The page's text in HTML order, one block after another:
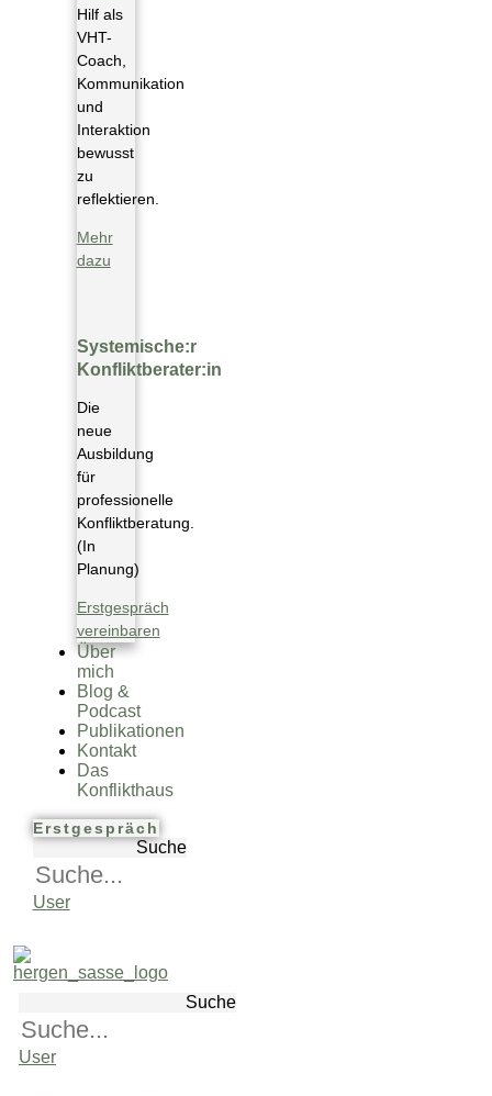
Hilf als
VHT-
Coach,
Kommunikation
und
Interaktion
bewusst
zu
reflektieren.
Mehr
dazu
Systemische:r
Konfliktberater:in
Die
neue
Ausbildung
für
professionelle
Konfliktberatung.
(In
Planung)
Erstgespräch
vereinbaren
Über
mich
Blog &
Podcast
Publikationen
Kontakt
Das
Konflikthaus
Erstgespräch
Suche
User
Suche
User